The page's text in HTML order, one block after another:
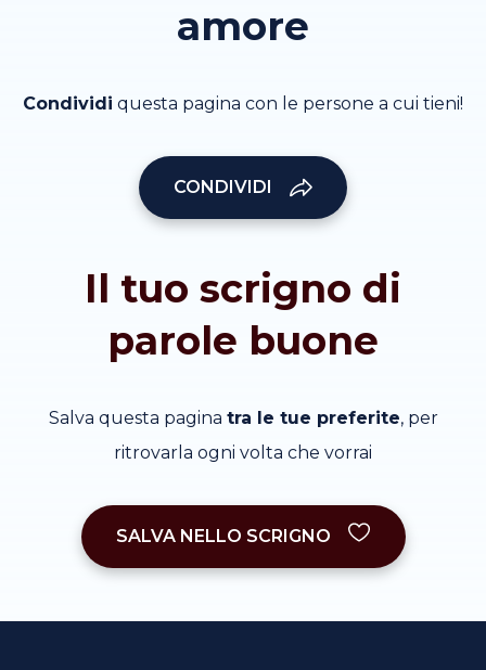
amore
Condividi questa pagina con le persone a cui tieni!
CONDIVIDI
Il tuo scrigno di
parole buone
Salva questa pagina tra le tue preferite, per
ritrovarla ogni volta che vorrai
SALVA NELLO SCRIGNO